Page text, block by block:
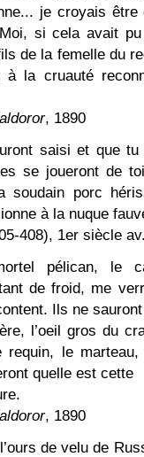
je croyais
si cela avait
de la femelle du
à la cruauté
, 1890
saisi et que
se joueront de
soudain porc
à la nuque
408), 1er siècle
pélican, le
de froid, me
Ils ne
l’oeil gros du
le
quelle est cette
, 1890
de velu de